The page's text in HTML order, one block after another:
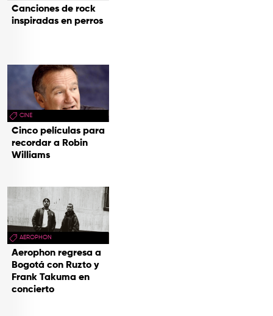
Canciones de rock
inspiradas en perros
CINE
Cinco películas para
recordar a Robin
Williams
AEROPHON
Aerophon regresa a
Bogotá con Ruzto y
Frank Takuma en
concierto